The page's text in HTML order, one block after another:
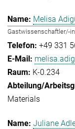
Melisa
Gastwissenschaftler/-in
+49 331
K-0.234
Materials
Juliane